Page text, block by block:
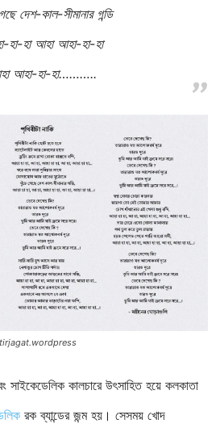
দেশ-কাল-সীমানার গন্ডি
হা-হা আহা আহা-হা-হা
আহা-হা-হা………..
jyotirjagat.wordpress
সাইকেডেলিক কালচারে উৎসাহিত হয়ে কলকাতা
রক ব্যান্ডের জন্ম হয়। সেসময় খোদ